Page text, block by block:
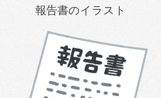
報告書のイラスト